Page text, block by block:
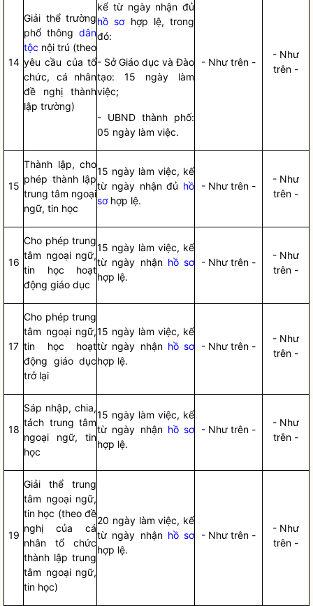
14
Giải thể trường
phổ thông dân
tộc nội trú (theo
yêu cầu của tổ
chức, cá nhân
đề nghị thành
lập trường)
kể từ ngày nhận đủ
hồ sơhợp lệ, trong
đó:
- Sở Giáo dục và Đào
tạo: 15 ngày làm
việc;
- UBND thành phố:
05 ngày làm việc.
- Như trên -
- Như
trên -
15
Thành lập, cho
phép thành lập
trung tâm ngoại
ngữ, tin học
15 ngày làm việc, kể
từ ngày nhận đủ hồ
sơhợp lệ.
- Như trên -
- Như
trên -
16
Cho phép trung
tâm ngoại ngữ,
tin học hoạt
động giáo dục
15 ngày làm việc, kể
từ ngày nhận hồ sơ
hợp lệ.
- Như trên -
- Như
trên -
17
Cho phép trung
tâm ngoại ngữ,
tin học hoạt
động giáo dục
trở lại
15 ngày làm việc, kể
từ ngày nhận hồ sơ
hợp lệ.
- Như trên -
- Như
trên -
18
Sáp nhập, chia,
tách trung tâm
ngoại ngữ, tin
học
15 ngày làm việc, kể
từ ngày nhận hồ sơ
hợp lệ.
- Như trên -
- Như
trên -
19
Giải thể trung
tâm ngoại ngữ,
tin học (theo đề
nghị của cá
nhân tổ chức
thành lập trung
tâm ngoại ngữ,
tin học)
20 ngày làm việc, kể
từ ngày nhận hồ sơ
hợp lệ.
- Như trên -
- Như
trên -